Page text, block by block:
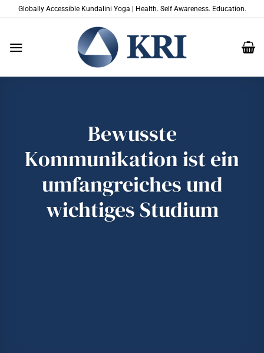
ZumGlobally Accessible Kundalini Yoga | Health. Self Awareness. Education.
Bewusste
Kommunikation ist ein
umfangreiches und
wichtiges Studium